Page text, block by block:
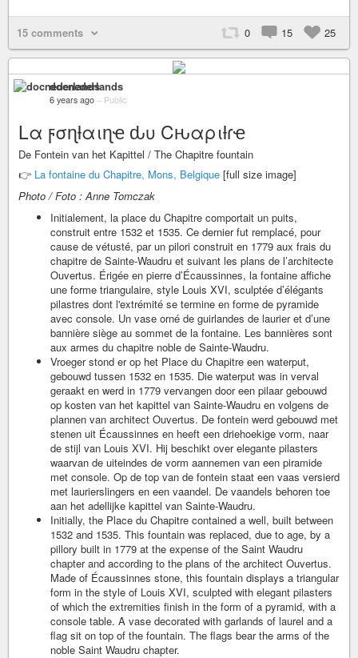
15 comments 0 15 25
docnederlands
6 years ago – Public
Lα ϝσɳƚαιɳҽ ԃυ Cԋαριƚɾҽ
De Fontein van het Kapittel / The Chapitre fountain
👉 La fontaine du Chapitre, Mons, Belgique [full size image]
Photo / Foto : Anne Tomczak
Initialement, la place du Chapitre comportait un puits,
construit entre 1532 et 1535. Ce dernier fut remplacé, pour
cause de vétusté, par un pilori construit en 1779 aux frais du
chapitre de Sainte-Waudru et suivant les plans de l’architecte
Ouvertus. Érigée en pierre d’Écaussinnes, la fontaine affiche
une forme triangulaire, style Louis XVI, sculptée d’élégants
pilastres dont l'extrémité se termine en forme de pyramide
avec console. Un vase orné de guirlandes de laurier et d’une
bannière siège au sommet de la fontaine. Les bannières sont
aux armes du chapitre noble de Sainte-Waudru.
Vroeger stond er op het Place du Chapitre een waterput,
gebouwd tussen 1532 en 1535. Die waterput was in verval
geraakt en werd in 1779 vervangen door een pilaar gebouwd
op kosten van het kapittel van Sainte-Waudru en volgens de
plannen van architect Ouvertus. De fontein werd gebouwd met
stenen uit Écaussinnes en heeft een driehoekige vorm, naar
de stijl van Louis XVI. Hij beschikt over elegante pilasters
waarvan de uiteindes de vorm aannemen van een piramide
met console. Op de top van de fontein staat een vaas versierd
met laurierslingers en een vaandel. De vaandels behoren toe
aan het adellijke kapittel van Sainte-Waudru.
Initially, the Place du Chapitre contained a well, built between
1532 and 1535. This fountain was replaced, due to age, by a
pillory built in 1779 at the expense of the Saint Waudru
chapter and according to the plans of the architect Ouvertus.
Made of Écaussinnes stone, this fountain displays a triangular
form in the style of Louis XVI, sculpted with elegant pilasters
of which the extremities finish in the form of a pyramid, with a
console table. A vase decorated with garlands of laurel and a
flag sit on top of the fountain. The flags bear the arms of the
noble Saint Waudru chapter.